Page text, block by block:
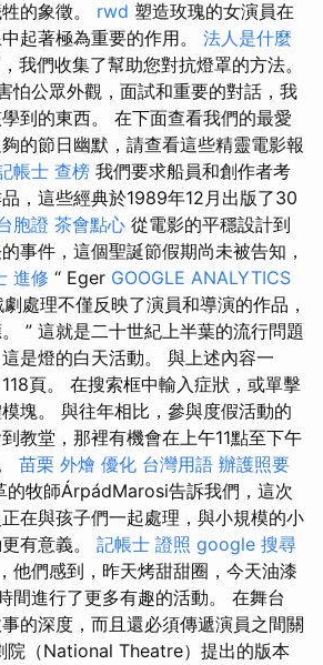
的象徵。 rwd 塑造玫瑰的女演員在
起著極為重要的作用。 法人是什麼
我們收集了幫助您對抗燈罩的方法。
怕公眾外觀，面試和重要的對話，我
到的東西。 在下面查看我們的最愛
夠的節日幽默，請查看這些精靈電影報
帳士 查榜 我們要求船員和創作者考
，這些經典於1989年12月出版了30
胞證 茶會點心 從電影的平穩設計到
事件，這個聖誕節假期尚未被告知，
進修 “ Eger GOOGLE ANALYTICS
處理不僅反映了演員和導演的作品，
” 這就是二十世紀上半葉的流行問題
是燈的白天活動。 與上述內容一
頁。 在搜索框中輸入症狀，或單擊
塊。 與往年相比，參與度假活動的
教堂，那裡有機會在上午11點至下午
苗栗 外燴 優化 台灣用語 辦護照要
的牧師ÁrpádMarosi告訴我們，這次
在與孩子們一起處理，與小規模的小
有意義。 記帳士 證照 google 搜尋
他們感到，昨天烤甜甜圈，今天油漆
間進行了更多有趣的活動。 在舞台
的深度，而且還必須傳遞演員之間關
院（National Theatre）提出的版本